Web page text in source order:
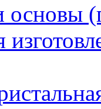
основы